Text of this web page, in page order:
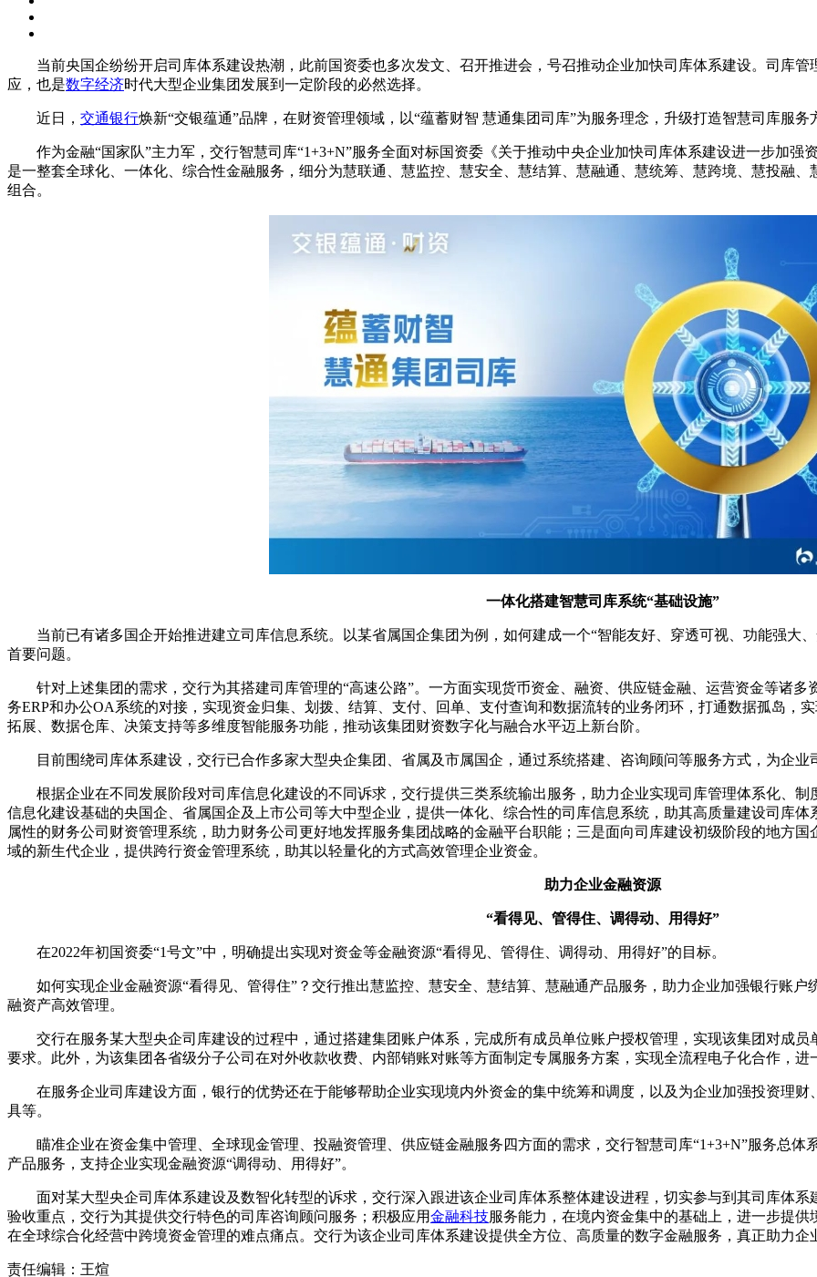
当前央国企纷纷开启司库体系建设热潮，此前国资委也多次发文、召开推进会，号召推动企业加快司库体系建设。司库
应，也是数字经济时代大型企业集团发展到一定阶段的必然选择。
近日， 交通银行焕新“交银蕴通”品牌，在财资管理领域，以“蕴蓄财智 慧通集团司库”为服务理念，升级打造智慧司库服
作为金融“国家队”主力军，交行智慧司库“1+3+N”服务全面对标国资委《关于推动中央企业加快司库体系建设进一步加强
是一整套全球化、一体化、综合性金融服务，细分为慧联通、慧监控、慧安全、慧结算、慧融通、慧统筹、慧跨境、慧投融
组合。
一体化搭建智慧司库系统“基础设施”
当前已有诸多国企开始推进建立司库信息系统。以某省属国企集团为例，如何建成一个“智能友好、穿透可视、功能强大
首要问题。
针对上述集团的需求，交行为其搭建司库管理的“高速公路”。一方面实现货币资金、融资、供应链金融、运营资金等诸
务ERP和办公OA系统的对接，实现资金归集、划拨、结算、支付、回单、支付查询和数据流转的业务闭环，打通数据孤岛，
拓展、数据仓库、决策支持等多维度智能服务功能，推动该集团财资数字化与融合水平迈上新台阶。
目前围绕司库体系建设，交行已合作多家大型央企集团、省属及市属国企，通过系统搭建、咨询顾问等服务方式，为企
根据企业在不同发展阶段对司库信息化建设的不同诉求，交行提供三类系统输出服务，助力企业实现司库管理体系化、
信息化建设基础的央国企、省属国企及上市公司等大中型企业，提供一体化、综合性的司库信息系统，助其高质量建设司库
属性的财务公司财资管理系统，助力财务公司更好地发挥服务集团战略的金融平台职能；三是面向司库建设初级阶段的地方国
域的新生代企业，提供跨行资金管理系统，助其以轻量化的方式高效管理企业资金。
助力企业金融资源
“看得见、管得住、调得动、用得好”
在2022年初国资委“1号文”中，明确提出实现对资金等金融资源“看得见、管得住、调得动、用得好”的目标。
如何实现企业金融资源“看得见、管得住”？交行推出慧监控、慧安全、慧结算、慧融通产品服务，助力企业加强银行账
融资产高效管理。
交行在服务某大型央企司库建设的过程中，通过搭建集团账户体系，完成所有成员单位账户授权管理，实现该集团对成
要求。此外，为该集团各省级分子公司在对外收款收费、内部销账对账等方面制定专属服务方案，实现全流程电子化合作，进
在服务企业司库建设方面，银行的优势还在于能够帮助企业实现境内外资金的集中统筹和调度，以及为企业加强投资理
具等。
瞄准企业在资金集中管理、全球现金管理、投融资管理、供应链金融服务四方面的需求，交行智慧司库“1+3+N”服务总
产品服务，支持企业实现金融资源“调得动、用得好”。
面对某大型央企司库体系建设及数智化转型的诉求，交行深入跟进该企业司库体系整体建设进程，切实参与到其司库体
验收重点，交行为其提供交行特色的司库咨询顾问服务；积极应用金融科技服务能力，在境内资金集中的基础上，进一步提
在全球综合化经营中跨境资金管理的难点痛点。交行为该企业司库体系建设提供全方位、高质量的数字金融服务，真正助力企
责任编辑：王煊